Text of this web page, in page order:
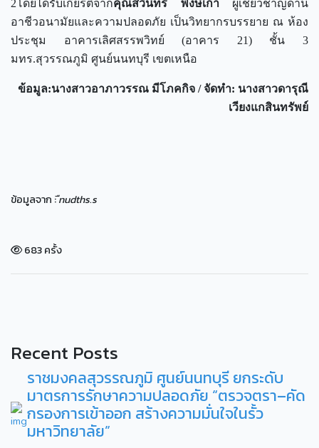
2โดยได้รับเกียรติจากคุณสวินทร์ พงษ์เก่าผู้เชี่ยวชาญด้าน
อาชีวอนามัยและความปลอดภัย เป็นวิทยากรบรรยาย ณ ห้อง
ประชุม อาคารเลิศสรรพวิทย์ (อาคาร 21) ชั้น 3
มทร.สุวรรณภูมิ ศูนย์นนทบุรี เขตเหนือ
ข้อมูล:นางสาวอาภาวรรณ มีโภคกิจ / จัดทำ: นางสาวดารุณี
เวียงแกสินทรัพย์
ข้อมูลจาก :ืnudths.s
683 ครั้ง
Recent Posts
ราชมงคลสุวรรณภูมิ ศูนย์นนทบุรี ยกระดับ
มาตรการรักษาความปลอดภัย “ตรวจตรา–คัด
กรองการเข้าออก สร้างความมั่นใจในรั้ว
มหาวิทยาลัย”